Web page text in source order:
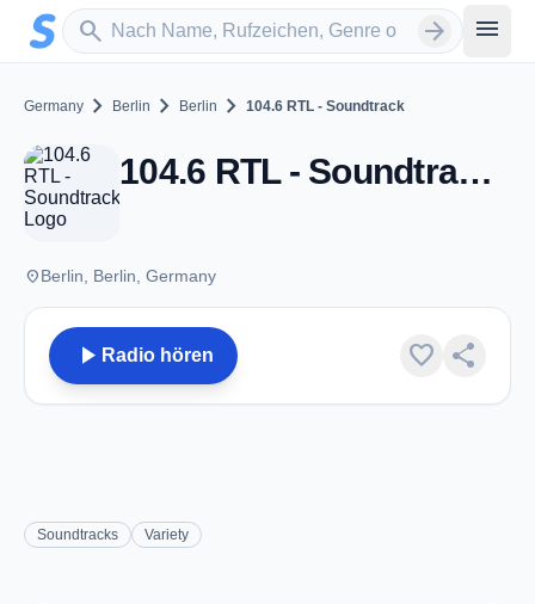
Zum Hauptinhalt springen
search
Sender suchen arrow_forward menu
Germany chevron_right Berlin chevron_right Berlin chevron_right 104.6 RTL - Soundtrack
104.6 RTL - Soundtrack - Berlin
placeBerlin, Berlin, Germany
play_arrow Radio hören favorite share
Soundtracks Variety